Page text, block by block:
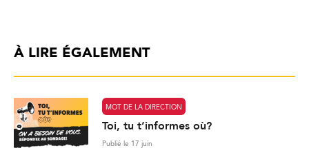
À LIRE ÉGALEMENT
MOT DE LA DIRECTION
Toi, tu t’informes où?
Publié le 17 juin